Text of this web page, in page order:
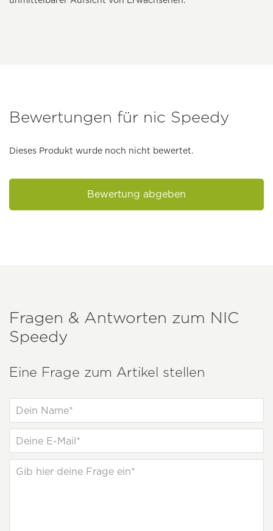
Bewertungen für nic Speedy
Dieses Produkt wurde noch nicht bewertet.
Bewertung abgeben
Fragen & Antworten zum NIC
Speedy
Eine Frage zum Artikel stellen